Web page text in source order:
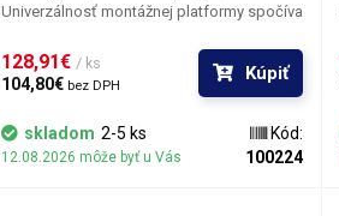
Univerzálnosť montážnej platformy spočíva
dierami o rozstupe zodpovedajúce
šablónam 8x8 cm a rovnako tak aj šablón
9x9 cm, vďaka zdvojeným upínacím
otvorom. Držiak je tak kompatibilný so
všetkými dostupnými typmi nerezových
šablón a setov šablón z našej ponuky.
128,91€ / ks
104,80€ bez DPH
Kúpiť
skladom 2-5 ks
12.08.2026 môže byť u Vás
Kód:
100224